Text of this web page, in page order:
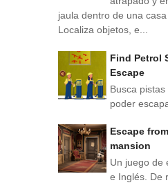
jaula dentro de una
Localiza objetos, e...
Find Petrol
Escape
Busca
poder
Escape
mansion
Un juego de
e Inglés. De